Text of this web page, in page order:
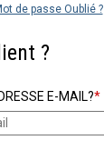
de passe Oublié ?
?
E-MAIL?*